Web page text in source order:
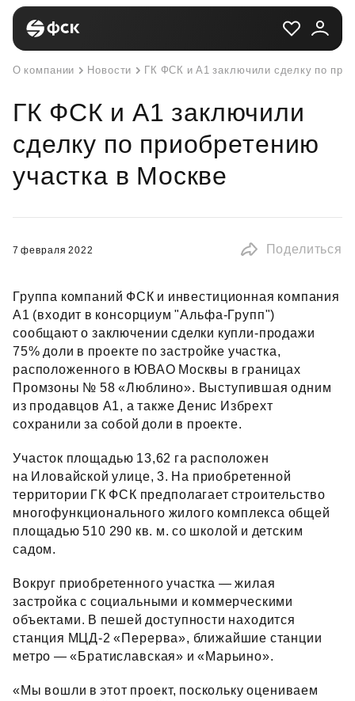
О компании Новости ГК ФСК и А1 заключили сделку по
ГК ФСК и А1 заключили
сделку по приобретению
участка в Москве
7 февраля 2022 Поделиться
Группа компаний ФСК и инвестиционная компания
А1 (входит в консорциум "Альфа‑Групп")
сообщают о заключении сделки купли‑продажи
75% доли в проекте по застройке участка,
расположенного в ЮВАО Москвы в границах
Промзоны № 58 «Люблино». Выступившая одним
из продавцов А1, а также Денис Избрехт
сохранили за собой доли в проекте.
Участок площадью 13,62 га расположен
на Иловайской улице, 3. На приобретенной
территории ГК ФСК предполагает строительство
многофункционального жилого комплекса общей
площадью 510 290 кв. м. со школой и детским
садом.
Вокруг приобретенного участка — жилая
застройка с социальными и коммерческими
объектами. В пешей доступности находится
станция МЦД‑2 «Перерва», ближайшие станции
метро — «Братиславская» и «Марьино».
«Мы вошли в этот проект, поскольку оцениваем